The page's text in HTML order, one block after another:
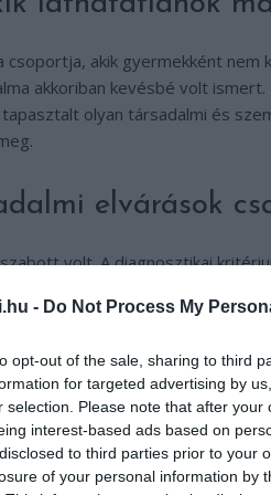
- Do Not Process My
opt-out of the sale, sharing to third
for targeted advertising by
selection. Please note that after
interest-based ads based on
to third parties prior to your
of your personal information by
akik gyermekként nem
akkoriban kevésbé volt ismert.
olyan társadalmi és
elvárások
volt. A diagnosztikai
mintákhoz igazodó
autizmus spektrumzavar
több kutatás világított rá